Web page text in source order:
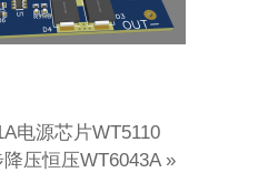
电源芯片WT5110
压恒压WT6043A»